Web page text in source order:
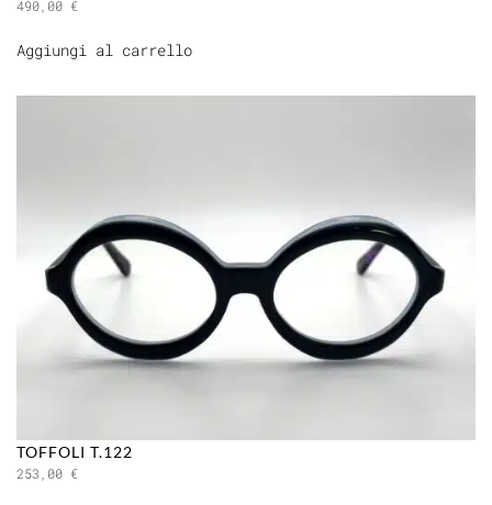
490,00 €
Aggiungi al carrello
TOFFOLI T.122
253,00 €